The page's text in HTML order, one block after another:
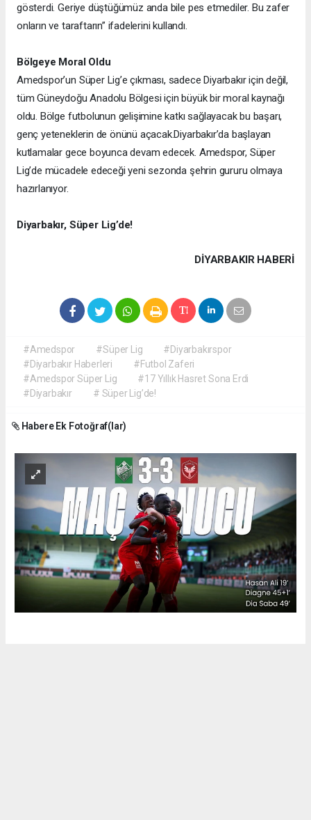
gösterdi. Geriye düştüğümüz anda bile pes etmediler. Bu zafer
onların ve taraftarın” ifadelerini kullandı.
Bölgeye Moral Oldu
Amedspor’un Süper Lig’e çıkması, sadece Diyarbakır için değil,
tüm Güneydoğu Anadolu Bölgesi için büyük bir moral kaynağı
oldu. Bölge futbolunun gelişimine katkı sağlayacak bu başarı,
genç yeteneklerin de önünü açacak.Diyarbakır’da başlayan
kutlamalar gece boyunca devam edecek. Amedspor, Süper
Lig’de mücadele edeceği yeni sezonda şehrin gururu olmaya
hazırlanıyor.
Diyarbakır, Süper Lig’de!
DIYARBAKIR HABERİ
#Amedspor #Süper Lig
#Diyarbakırspor
#Diyarbakır Haberleri
#Futbol Zaferi
#Amedspor Süper Lig
#17 Yıllık Hasret Sona Erdi
#Diyarbakır
# Süper Lig’de!
Habere Ek Fotoğraf(lar)